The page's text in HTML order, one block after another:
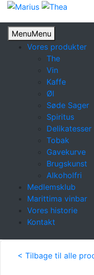
MenuMenu
Vores produkter
The
Vin
Kaffe
Øl
Søde Sager
Spiritus
Delikatesser
Tobak
Gavekurve
Brugskunst
Alkoholfri
Medlemsklub
Marittima vinbar
Vores historie
Kontakt
< Tilbage til alle